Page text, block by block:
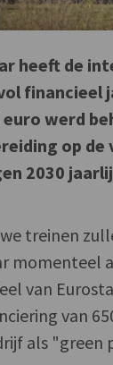
heeft de
financieel
werd
op de
2030
treinen
momenteel
van
van
als "green